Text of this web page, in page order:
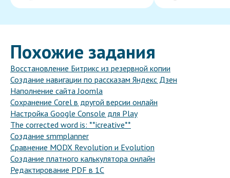
Похожие задания
Восстановление Битрикс из резервной копии
Создание навигации по рассказам Яндекс Дзен
Наполнение сайта Joomla
Сохранение Corel в другой версии онлайн
Настройка Google Console для Play
The corrected word is: **icreative**
Создание smmplanner
Сравнение MODX Revolution и Evolution
Создание платного калькулятора онлайн
Редактирование PDF в 1С